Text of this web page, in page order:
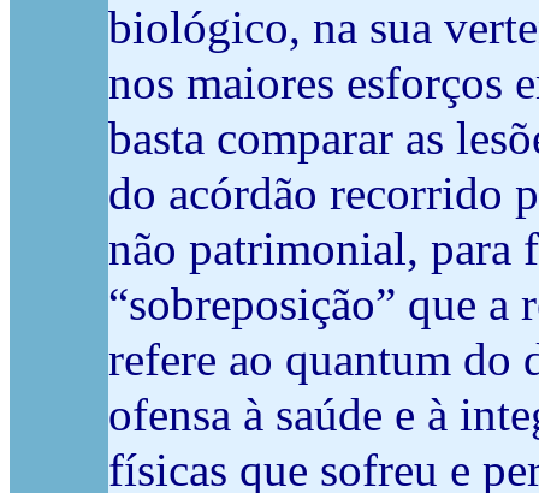
biológico, na sua
nos maiores esforços
basta comparar as
do acórdão recorrido
não patrimonial, para
“sobreposição” que a
refere ao quantum do
ofensa à saúde e à
físicas que sofreu e